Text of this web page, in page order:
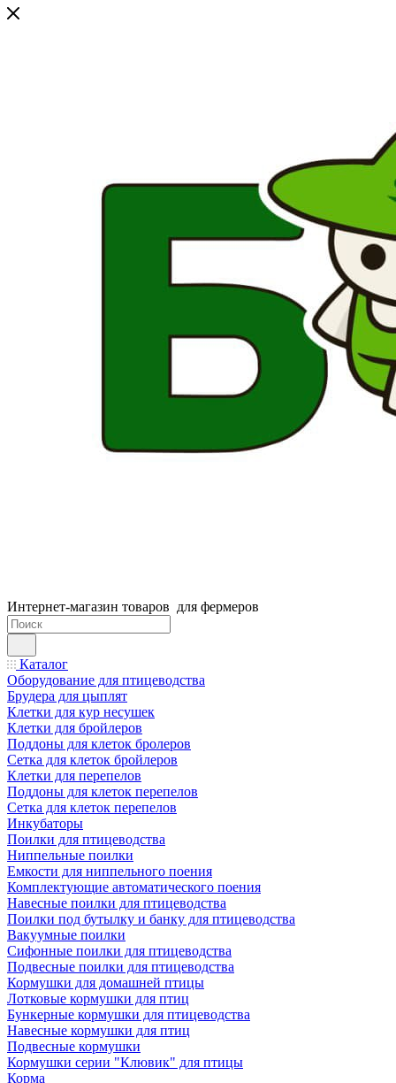
Интернет-магазин товаров для фермеров
Каталог
Оборудование для птицеводства
Брудера для цыплят
Клетки для кур несушек
Клетки для бройлеров
Поддоны для клеток бролеров
Сетка для клеток бройлеров
Клетки для перепелов
Поддоны для клеток перепелов
Сетка для клеток перепелов
Инкубаторы
Поилки для птицеводства
Ниппельные поилки
Емкости для ниппельного поения
Комплектующие автоматического поения
Навесные поилки для птицеводства
Поилки под бутылку и банку для птицеводства
Вакуумные поилки
Сифонные поилки для птицеводства
Подвесные поилки для птицеводства
Кормушки для домашней птицы
Лотковые кормушки для птиц
Бункерные кормушки для птицеводства
Навесные кормушки для птиц
Подвесные кормушки
Кормушки серии "Клювик" для птицы
Корма